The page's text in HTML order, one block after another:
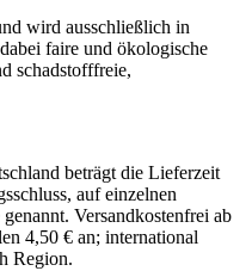
wird ausschließlich in
faire und ökologische
schadstofffreie,
beträgt die Lieferzeit
auf einzelnen
Versandkostenfrei ab
4,50 € an; international
Region.